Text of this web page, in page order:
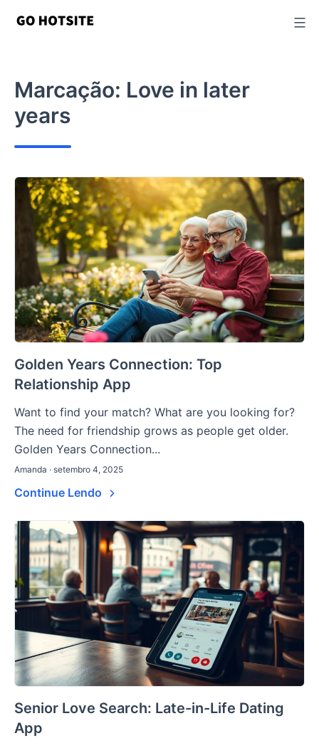
Marcação: Love in later
years
Golden Years Connection: Top
Relationship App
Want to find your match? What are you looking for?
The need for friendship grows as people get older.
Golden Years Connection...
Amanda · setembro 4, 2025
Continue Lendo
Senior Love Search: Late-in-Life Dating
App